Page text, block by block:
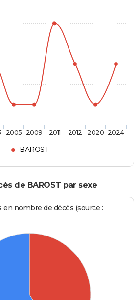
BAROST
2005 2009 2011 2012 2020 2024
de BAROST par sexe
nombre de décès (source :